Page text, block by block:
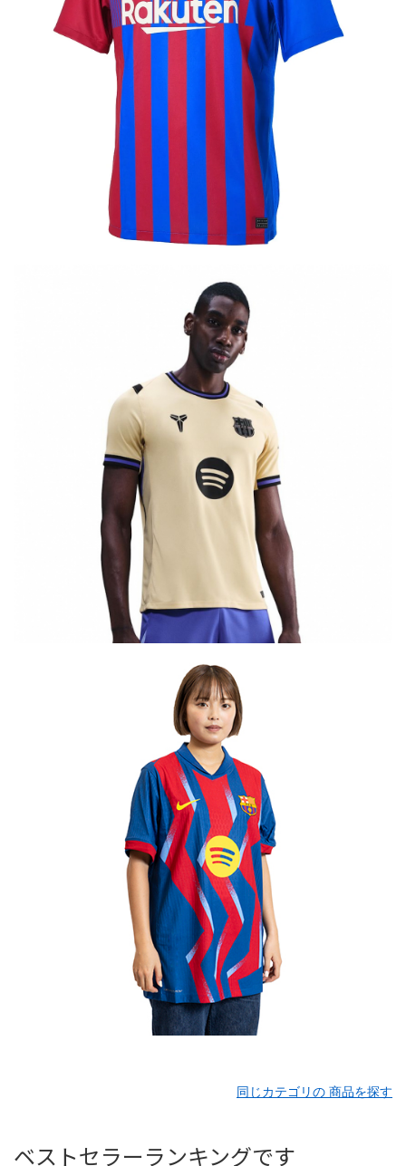
同じカテゴリの 商品を探す
ベストセラーランキングです